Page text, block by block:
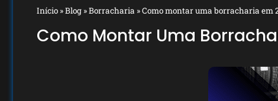
Início »Blog »Borracharia »Como montar uma borracharia em
Como Montar Uma